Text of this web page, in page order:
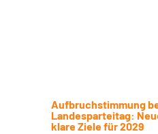
Aufbruchstimmung
Landesparteitag:
klare Ziele für 2029